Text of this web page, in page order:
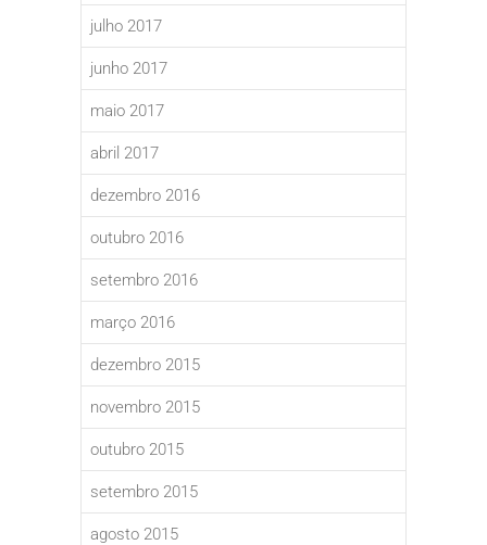
julho 2017
junho 2017
maio 2017
abril 2017
dezembro 2016
outubro 2016
setembro 2016
março 2016
dezembro 2015
novembro 2015
outubro 2015
setembro 2015
agosto 2015